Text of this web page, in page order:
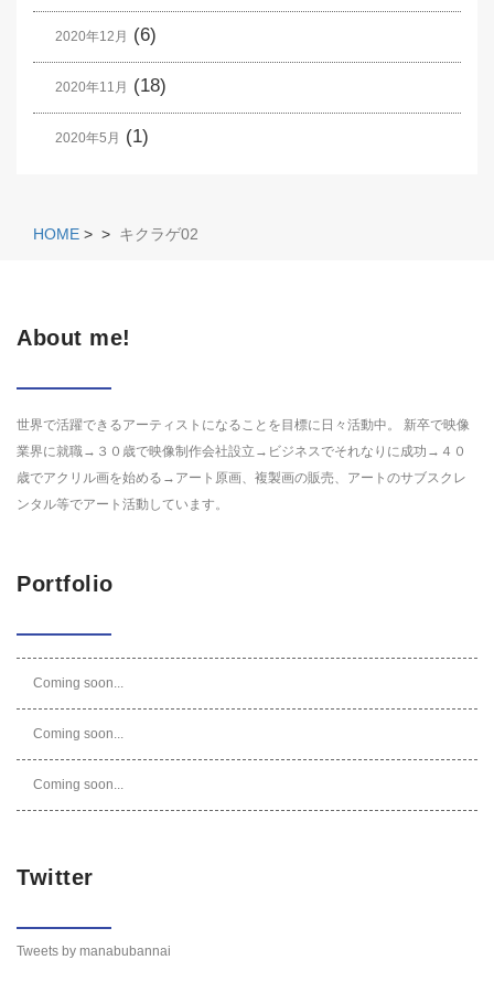
2020年12月 (6)
2020年11月 (18)
2020年5月 (1)
HOME > > キクラゲ02
About me!
世界で活躍できるアーティストになることを目標に日々活動中。 新卒で映像
業界に就職→３０歳で映像制作会社設立→ビジネスでそれなりに成功→４０
歳でアクリル画を始める→アート原画、複製画の販売、アートのサブスクレ
ンタル等でアート活動しています。
Portfolio
Coming soon...
Coming soon...
Coming soon...
Twitter
Tweets by manabubannai